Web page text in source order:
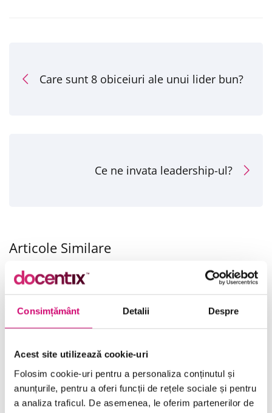
Consimțământ Detalii Despre
Acest site utilizează cookie-uri
Folosim cookie-uri pentru a personaliza conținutul și
anunțurile, pentru a oferi funcții de rețele sociale și pentru
a analiza traficul. De asemenea, le oferim partenerilor de
Care sunt 8 obiceiuri ale unui lider bun?
Ce ne invata leadership-ul?
Articole Similare
Cum imi construiesc un
brand puternic?
19/09/2025 Vizualizări: 23
Ce este SEO si de ce
important pentru
meu?